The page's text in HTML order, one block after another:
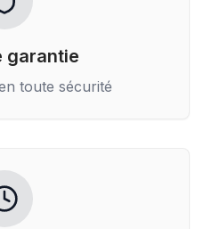
garantie
toute sécurité